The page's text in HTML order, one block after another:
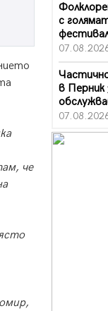
че
с
в Перник
Да